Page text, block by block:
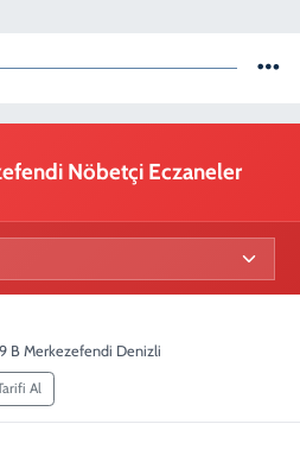
Nöbetçi Eczaneler
B Merkezefendi Denizli
Al